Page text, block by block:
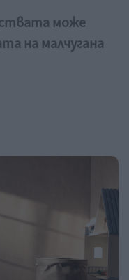
може
на малчугана